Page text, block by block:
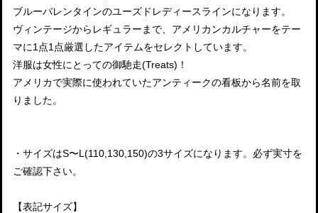
ブルーバレンタインのユーズドレディースラインになります。
ヴィンテージからレギュラーまで、アメリカンカルチャーをテー
マに1点1点厳選したアイテムをセレクトしています。
洋服は女性にとっての御馳走(Treats)！
アメリカで実際に使われていたアンティークの看板から名前を取
りました。
・サイズはS〜L(110,130,150)の3サイズになります。必ず実寸を
ご確認下さい。
【表記サイズ】